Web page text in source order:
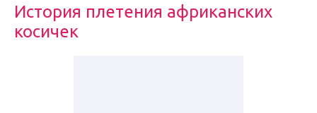
История плетения африканских
косичек